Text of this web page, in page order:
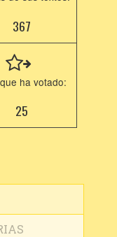
367
ha votado:
25